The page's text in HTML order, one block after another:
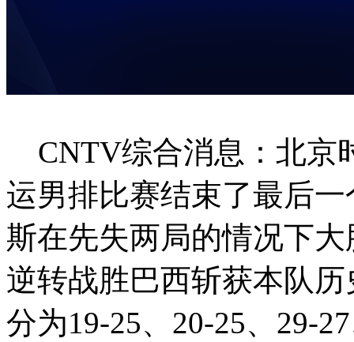
CNTV综合消息：北京
运男排比赛结束了最后
斯在先失两局的情况下
逆转战胜巴西斩获本队
分为19-25、20-25、29-